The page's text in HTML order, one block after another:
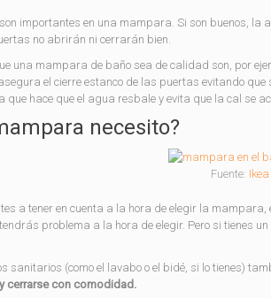
importantes en una mampara. Si son buenos, la
no abrirán ni cerrarán bien.
una mampara de baño sea de calidad son, por
el cierre estanco de las puertas evitando
que hace que el agua resbale y evita que la cal se
necesito?
Fuente: Ikea
a tener en cuenta a la hora de elegir la mampara,
problema a la hora de elegir. Pero si tienes
sanitarios (como el lavabo o el bidé, si lo tienes)
cerrarse con comodidad.